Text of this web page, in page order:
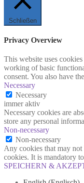
Schließen
Privacy Overview
This website uses
working of basic
consent. You also have
Necessary
Necessary
immer aktiv
Necessary cookies are
store any personal
Non-necessary
Non-necessary
Any cookies that may not
cookies. It is mandatory
SPEICHERN &